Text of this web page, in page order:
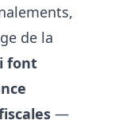
de la
font
—